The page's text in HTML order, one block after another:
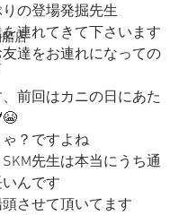
店
の登場発掘先生
連れてきて下さいます
達をお連れになっての
前回はカニの日にあた
？ですよね
先生は本当にうち通
んです
させて頂いてます